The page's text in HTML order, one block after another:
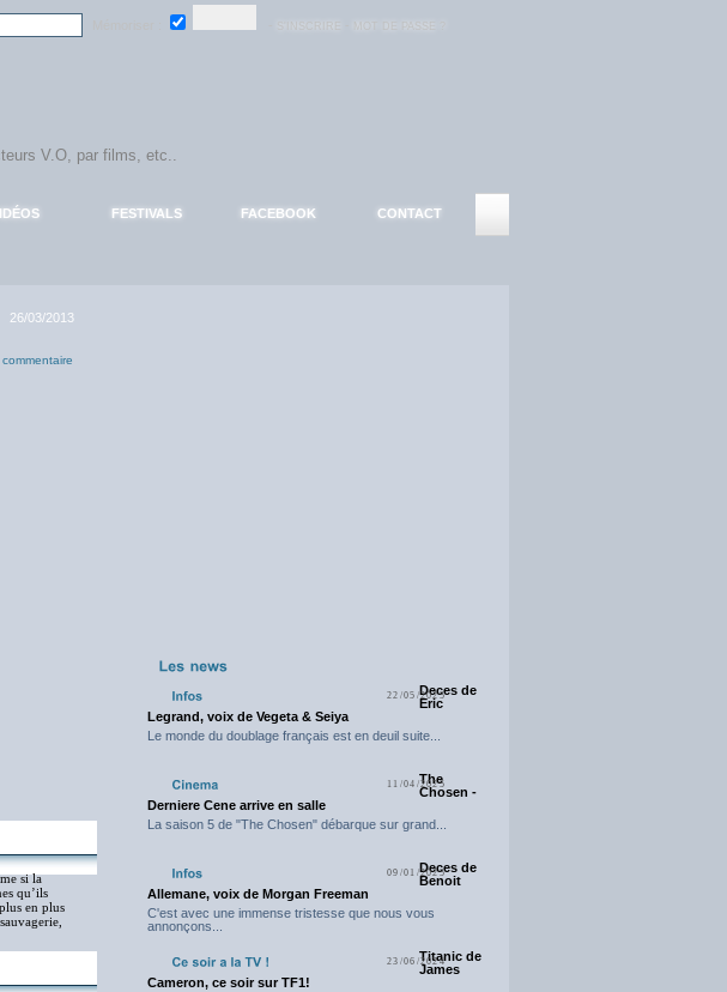
FESTIVALS FACEBOOK CONTACT
26/03/2013
si la
qu’ils
en plus
22/05/2025Deces de
Eric
Legrand, voix de Vegeta & Seiya
Le monde du doublage français est en deuil suite...
11/04/2025
The
Chosen -
Derniere Cene arrive en salle
La saison 5 de "The Chosen" débarque sur grand...
09/01/2025Deces de
Benoit
Allemane, voix de Morgan Freeman
C'est avec une immense tristesse que nous vous
annonçons...
23/06/2024Titanic de
James
Cameron, ce soir sur TF1!